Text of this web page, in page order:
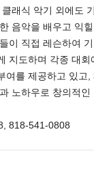
래식 악기 외에도
음악을 배우고 익
이 직접 레슨하여
지도하며 각종 대
여를 제공하고 있고
노하우로 창의적
818-541-0808